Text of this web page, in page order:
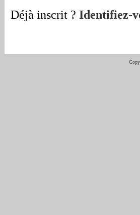
Déjà inscrit ? Identifiez-